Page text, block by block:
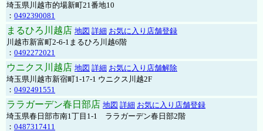
埼玉県川越市的場新町21番地10
： 0492390081
まるひろ川越店 地図 詳細 お気に入り店舗登録
川越市新富町2-6-1まるひろ川越6階
： 0492272021
ウニクス川越店 地図 詳細 お気に入り店舗解除
埼玉県川越市新宿町1-17-1 ウニクス川越2F
： 0492491551
ララガーデン春日部店 地図 詳細 お気に入り店舗登録
埼玉県春日部市南1丁目1-1 ララガーデン春日部2階
： 0487317411